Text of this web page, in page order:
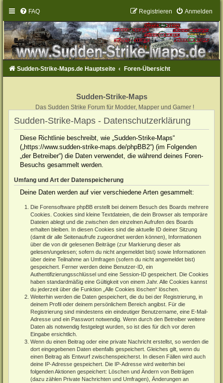
FAQ Anmelden
Registrieren
Sudden-Strike-Maps.de Hauptseite Foren-Übersicht
Sudden-Strike-Maps
Das Sudden Strike Forum für Modder, Mapper und Gamer !
Sudden-Strike-Maps - Datenschutzerklärung
Diese Richtlinie beschreibt, wie „Sudden-Strike-Maps“
(„https://www.sudden-strike-maps.de/phpBB2“) (im Folgenden
„der Betreiber“) die Daten verwendet, die während deines Foren-
Besuchs gesammelt werden.
Umfang und Art der Datenspeicherung
Deine Daten werden auf vier verschiedene Arten gesammelt:
Die Forensoftware phpBB erstellt bei deinem Besuch des Boards mehrere
Cookies. Cookies sind kleine Textdateien, die dein Browser als temporäre
Dateien ablegt und die zwischen den einzelnen Aufrufen des Boards
erhalten bleiben. In diesen Cookies sind die aktuelle ID deiner Sitzung
(damit dir alle Seitenaufrufe zugeordnet werden können), Informationen
über die von dir gelesenen Beiträge (zur Markierung dieser als
gelesen/ungelesen; sofern du nicht angemeldet bist) sowie Informationen
über deine Teilnahme an Umfragen (sofern du nicht angemeldet bist)
gespeichert. Ferner werden deine Benutzer-ID, ein
Authentifizierungsschlüssel und eine Session-ID gespeichert. Die Cookies
haben standardmäßig eine Gültigkeit von einem Jahr. Alle Cookies kannst
du jederzeit über die Funktion „Alle Cookies löschen“ löschen.
Weiterhin werden die Daten gespeichert, die du bei der Registrierung, in
deinem Profil oder deinem persönlichem Bereich angibst. Für die
Registrierung sind mindestens ein eindeutiger Benutzername, eine E-Mail-
Adresse und ein Passwort notwendig. Wenn durch den Betreiber weitere
Daten als notwendig festgelegt wurden, so ist dies für dich vor deren
Eingabe ersichtlich.
Wenn du einen Beitrag oder eine private Nachricht erstellst, so werden die
dort eingegebenen Daten ebenfalls gespeichert. Gleiches gilt, wenn du
einen Beitrag als Entwurf zwischenspeicherst. In diesen Fällen wird auch
deine IP-Adresse gespeichert. Die IP-Adresse wird weiterhin bei
folgenden Aktionen gespeichert: Löschen und Ändern von Beiträgen
(dazu zählen Private Nachrichten und Umfragen), Änderungen an